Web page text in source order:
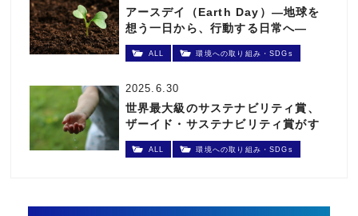
アースデイ（Earth Day）―地球を
想う一日から、行動する日常へ―
ALL 環境への取り組み・SDGs
2025.6.30
世界最大級のサステナビリティ賞、
ザーイド・サステナビリティ賞がす
ごかった
ALL 環境への取り組み・SDGs